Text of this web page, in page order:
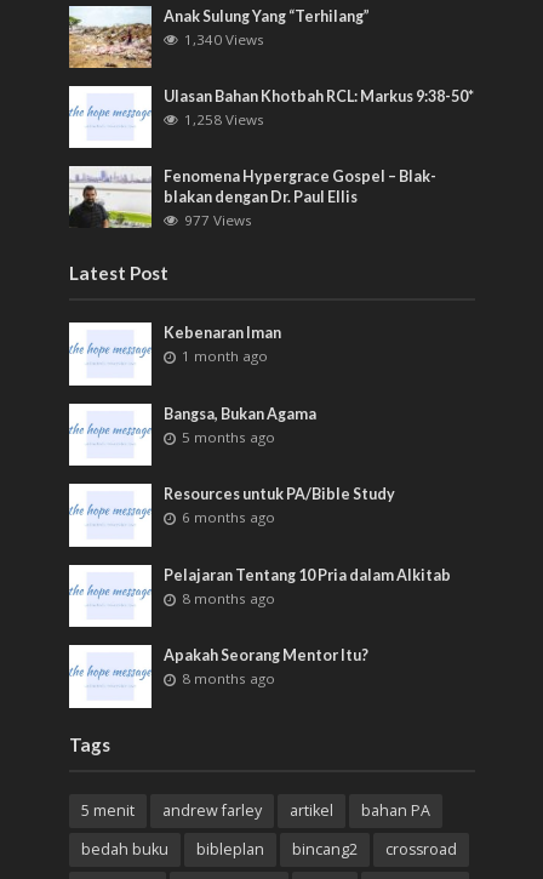
Anak Sulung Yang “Terhilang”
1,340 Views
Ulasan Bahan Khotbah RCL: Markus 9:38-50*
1,258 Views
Fenomena Hypergrace Gospel – Blak-
blakan dengan Dr. Paul Ellis
977 Views
Latest Post
Kebenaran Iman
1 month ago
Bangsa, Bukan Agama
5 months ago
Resources untuk PA/Bible Study
6 months ago
Pelajaran Tentang 10 Pria dalam Alkitab
8 months ago
Apakah Seorang Mentor Itu?
8 months ago
Tags
5 menit andrew farley artikel
bahan PA
bedah buku
bibleplan bincang2
crossroad